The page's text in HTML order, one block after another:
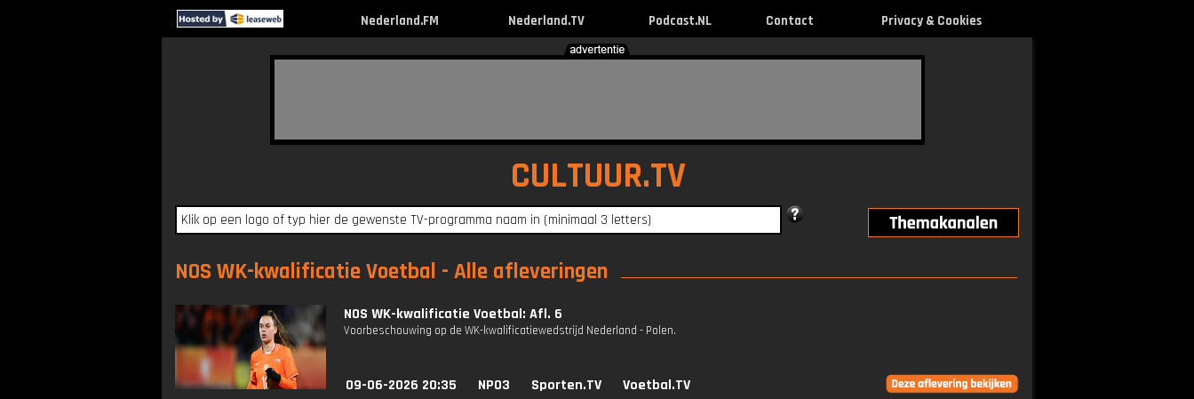
Nederland.FM Nederland.TV Podcast.NL Contact Privacy & Cookies
CULTUUR.TV
NOS WK-kwalificatie Voetbal - Alle afleveringen
NOS WK-kwalificatie Voetbal: Afl. 6
Voorbeschouwing op de WK-kwalificatiewedstrijd Nederland - Polen.
09-06-2026 20:35 NPO3 Sporten.TV Voetbal.TV